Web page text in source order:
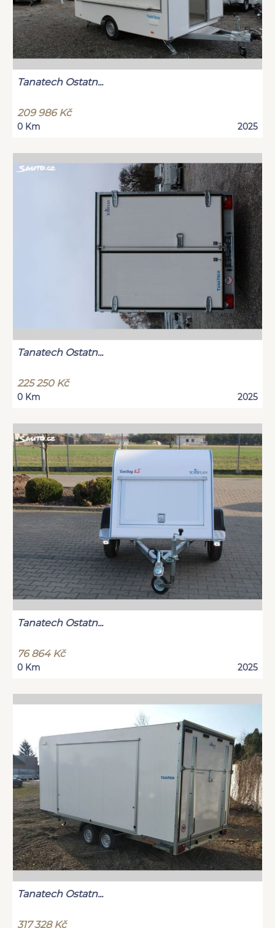
Tanatech Ostatn...
209 986 Kč
0 Km 2025
Tanatech Ostatn...
225 250 Kč
0 Km 2025
Tanatech Ostatn...
76 864 Kč
0 Km 2025
Tanatech Ostatn...
317 328 Kč